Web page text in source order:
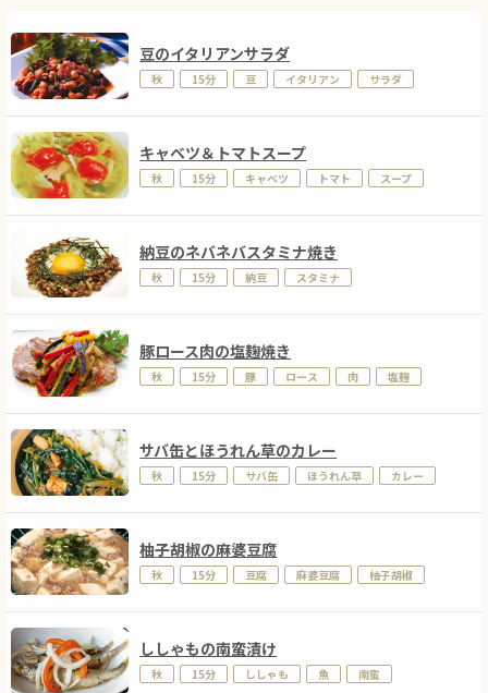
豆のイタリアンサラダ
秋 15分 豆 イタリアン サラダ
キャベツ＆トマトスープ
秋 15分 キャベツ トマト スープ
納豆のネバネバスタミナ焼き
秋 15分 納豆 スタミナ
豚ロース肉の塩麹焼き
秋 15分 豚 ロース 肉 塩麹
サバ缶とほうれん草のカレー
秋 15分 サバ缶 ほうれん草 カレー
柚子胡椒の麻婆豆腐
秋 15分 豆腐 麻婆豆腐 柚子胡椒
ししゃもの南蛮漬け
秋 15分 ししゃも 魚 南蛮